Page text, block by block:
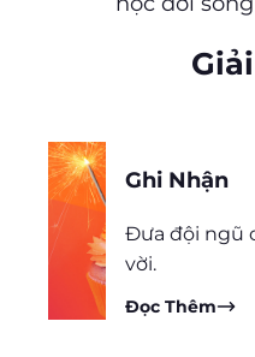
Ghi Nhận
Đưa đội ngũ
vời.
Đọc Thêm